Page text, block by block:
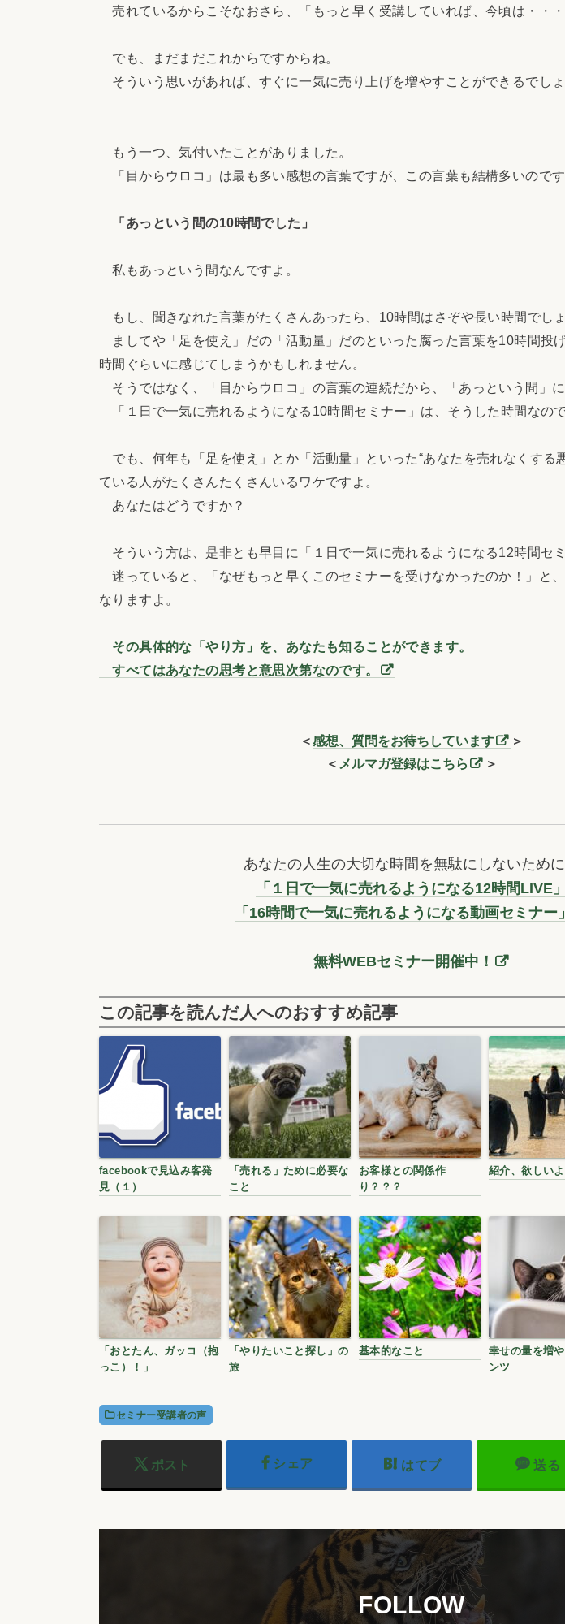
売れているからこそなおさら、「もっと早く受講していれば、今頃は・・・
でも、まだまだこれからですからね。
そういう思いがあれば、すぐに一気に売り上げを増やすことができるでしょ
もう一つ、気付いたことがありました。
「目からウロコ」は最も多い感想の言葉ですが、この言葉も結構多いのです
「あっという間の10時間でした」
私もあっという間なんですよ。
もし、聞きなれた言葉がたくさんあったら、10時間はさぞや長い時間でしょ
ましてや「足を使え」だの「活動量」だのといった腐った言葉を10時間投
時間ぐらいに感じてしまうかもしれません。
そうではなく、「目からウロコ」の言葉の連続だから、「あっという間」に
「１日で一気に売れるようになる10時間セミナー」は、そうした時間なので
でも、何年も「足を使え」とか「活動量」といった“あなたを売れなくする
ている人がたくさんたくさんいるワケですよ。
あなたはどうですか？
そういう方は、是非とも早目に「１日で一気に売れるようになる12時間セ
迷っていると、「なぜもっと早くこのセミナーを受けなかったのか！」と
なりますよ。
その具体的な「やり方」を、あなたも知ることができます。
すべてはあなたの思考と意思次第なのです。
＜感想、質問をお待ちしています
＞
＜ メルマガ登録はこちら ＞
あなたの人生の大切な時間を無駄にしないために
「１日で一気に売れるようになる12時間LIVE」
「16時間で一気に売れるようになる動画セミナー」
無料WEBセミナー開催中！
この記事を読んだ人へのおすすめ記事
facebookで見込み客発
見（１）
「売れる」ために必要な
こと
お客様との関係作
り？？？
紹介、欲しいよ
「おとたん、ガッコ（抱
っこ）！」
「やりたいこと探し」の
旅
基本的なこと
幸せの量を増
ンツ
セミナー受講者の声
ポスト シェア はてブ 送る
FOLLOW